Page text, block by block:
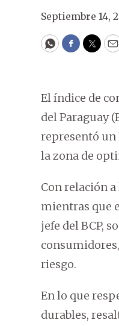
Septiembre 14,
WhatsApp
El índice de
del Paraguay
representó un
la zona de
Con relación
mientras que
jefe del BCP,
riesgo.
En lo que
durables,